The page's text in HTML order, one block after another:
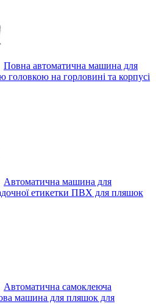
Повна автоматична машина для
головкою на горловині та корпусі
Автоматична машина для
етикетки ПВХ для пляшок
Автоматична самоклеюча
машина для пляшок для